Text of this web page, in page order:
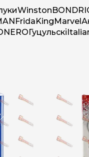
WinstonBOND
FridaKingMarvel
NEROГуцульскі